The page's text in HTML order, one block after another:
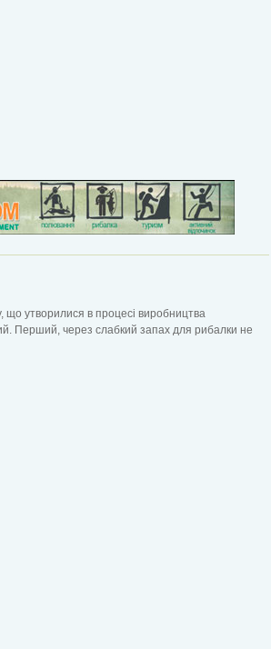
що утворилися в процесі виробництва
Перший, через слабкий запах для рибалки не